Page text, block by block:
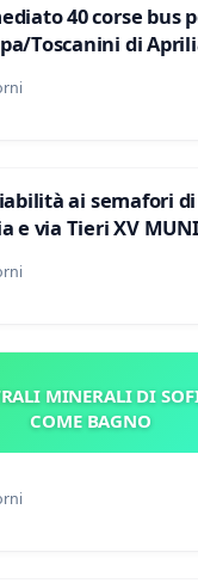
40 corse bus
Toscanini di
ai semafori
e via Tieri XV
MINERALI DI
COME BAGNO